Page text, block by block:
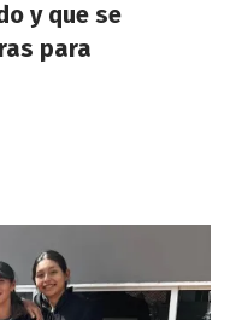
y que se
para